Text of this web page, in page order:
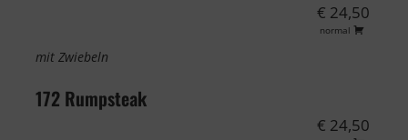
€ 24,50
normal
mit Zwiebeln
172 Rumpsteak
€ 24,50